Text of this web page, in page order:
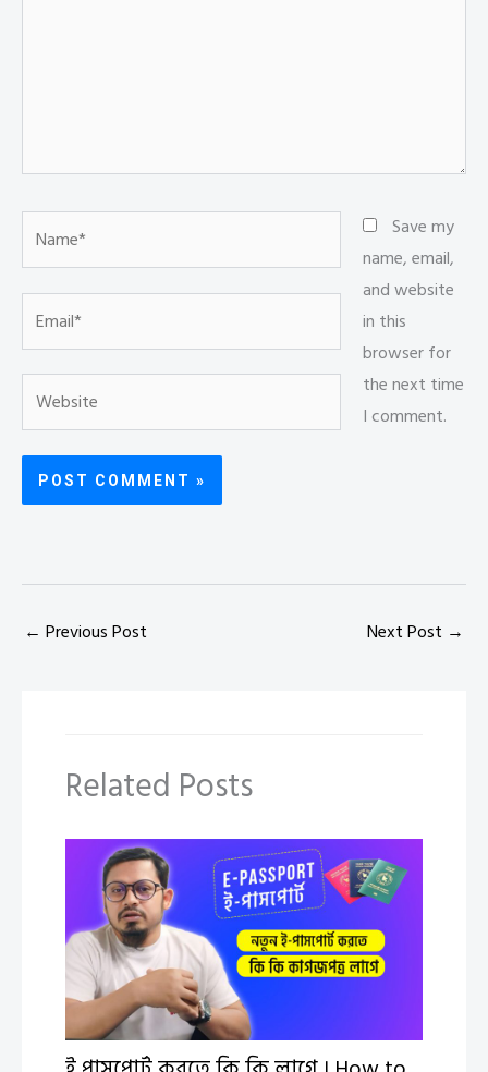
Website
Save my
name, email,
and website
in this
browser for
the next time
I comment.
← Previous Post Next Post →
Related Posts